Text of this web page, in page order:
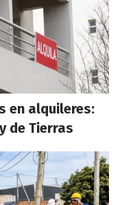
en alquileres:
de Tierras